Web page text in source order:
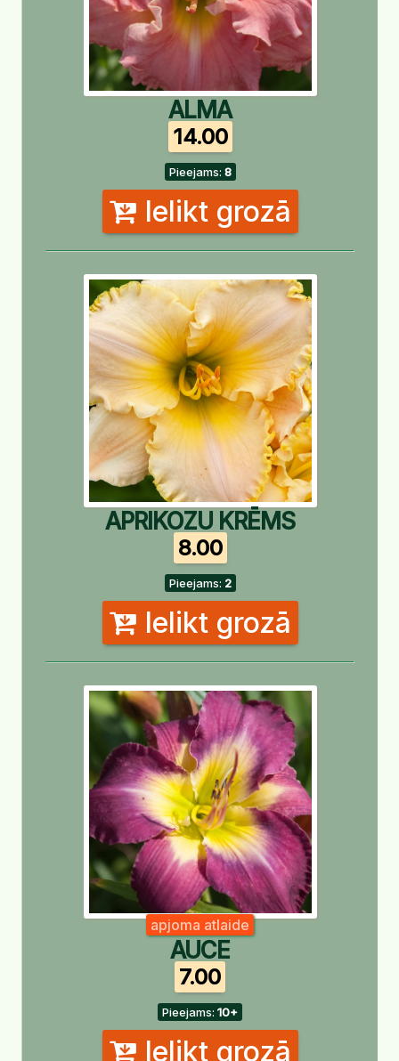
ALMA
14.00
Pieejams: 8
Ielikt grozā
APRIKOZU KRĒMS
8.00
Pieejams: 2
Ielikt grozā
apjoma atlaide
AUCE
7.00
Pieejams: 10+
Ielikt grozā